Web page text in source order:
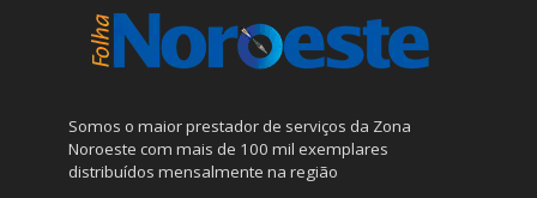
Somos o maior prestador de serviços da Zona
Noroeste com mais de 100 mil exemplares
distribuídos mensalmente na região